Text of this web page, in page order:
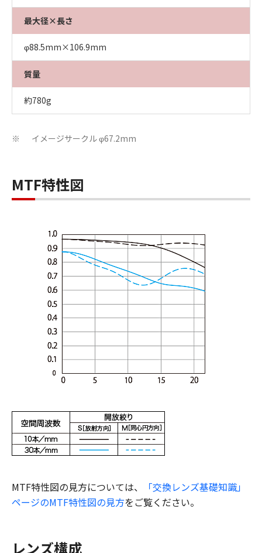
最大径×長さ
φ88.5mm×106.9mm
質量
約780g
※ イメージサークル φ67.2mm
MTF特性図
MTF特性図の見方については、
「交換レンズ基礎知識」
ページのMTF特性図の見方をご覧ください。
レンズ構成